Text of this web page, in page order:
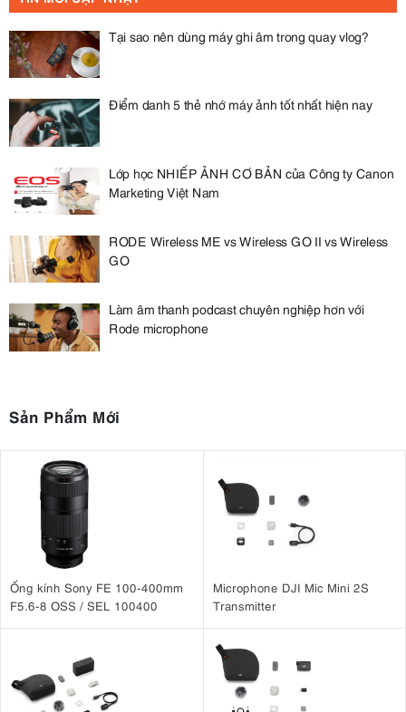
Tại sao nên dùng máy ghi âm trong quay vlog?
Điểm danh 5 thẻ nhớ máy ảnh tốt nhất hiện nay
Lớp học NHIẾP ẢNH CƠ BẢN của Công ty Canon
Marketing Việt Nam
RODE Wireless ME vs Wireless GO II vs Wireless
GO
Làm âm thanh podcast chuyên nghiệp hơn với
Rode microphone
Sản Phẩm Mới
Ống kính Sony FE 100-400mm
F5.6-8 OSS / SEL 100400
Microphone DJI Mic Mini 2S
Transmitter